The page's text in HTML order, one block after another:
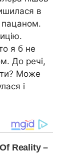
в
пацаном.
я б не
До речі,
Може
і